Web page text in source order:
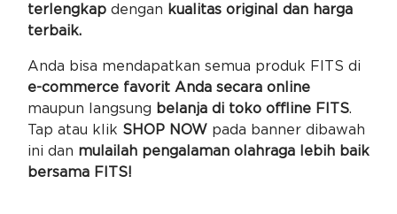
terlengkapdengan kualitas original dan harga
terbaik.
Anda bisa mendapatkan semua produk FITS di
e-commerce favorit Anda secara online
maupun langsung belanja di toko offline FITS.
Tap atau klik SHOP NOW pada banner dibawah
ini dan mulailah pengalaman olahraga lebih baik
bersama FITS!